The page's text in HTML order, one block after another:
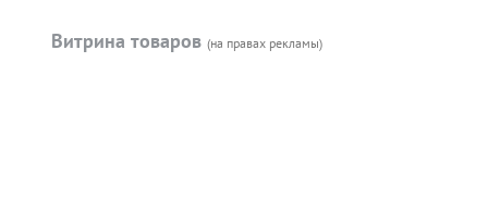
Витрина товаров (на правах рекламы)